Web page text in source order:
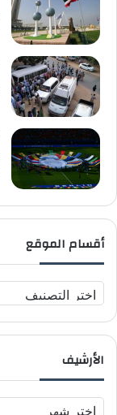
أقسام الموقع
ق
س
م
الأرشيف